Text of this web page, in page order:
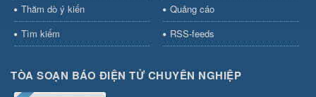
Thăm dò ý kiến
Quảng cáo
Tìm kiếm
RSS-feeds
TÒA SOẠN BÁO ĐIỆN TỬ CHUYÊN NGHIỆP